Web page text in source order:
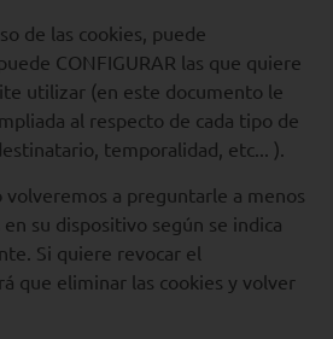
de las cookies, puede
CONFIGURAR las que quiere
utilizar (en este documento le
al respecto de cada tipo de
temporalidad, etc... ).
volveremos a preguntarle a menos
su dispositivo según se indica
Si quiere revocar el
que eliminar las cookies y volver